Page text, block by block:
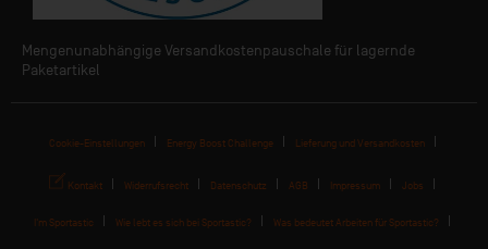
Mengenunabhängige Versandkostenpauschale für lagernde
Paketartikel
Cookie-Einstellungen Energy Boost Challenge Lieferung und Versandkosten
Kontakt Widerrufsrecht Datenschutz AGB Impressum Jobs
I'm Sportastic Wie lebt es sich bei Sportastic? Was bedeutet Arbeiten für Sportastic?